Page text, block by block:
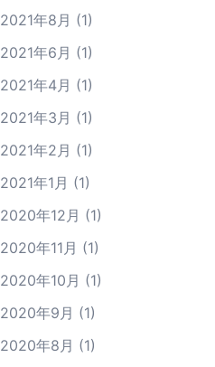
2021年8月 (1)
2021年6月 (1)
2021年4月 (1)
2021年3月 (1)
2021年2月 (1)
2021年1月 (1)
2020年12月 (1)
2020年11月 (1)
2020年10月 (1)
2020年9月 (1)
2020年8月 (1)